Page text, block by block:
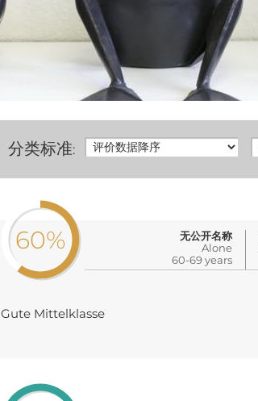
分类标准:
60%
无公开名称
Alone
60-69 years
Gute Mittelklasse